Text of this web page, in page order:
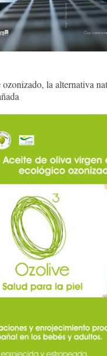
la alternativa